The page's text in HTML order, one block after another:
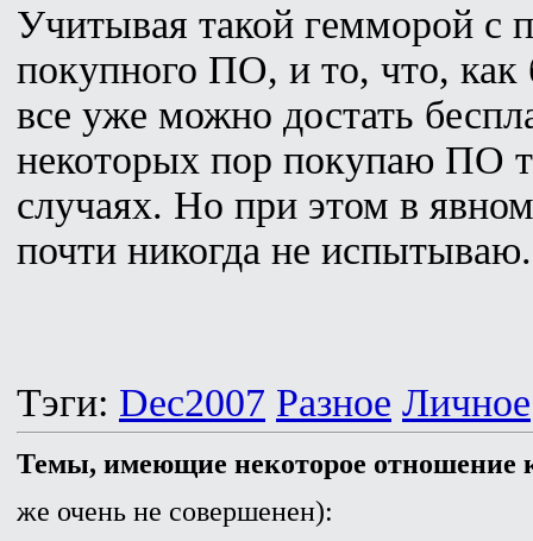
Учитывая такой гемморой с
покупного ПО, и то, что,
все уже можно достать
некоторых пор покупаю ПО
случаях. Но при этом в
почти никогда не испытываю.
Тэги: Dec2007 Разное Личное
Темы, имеющие некоторое отношение
же очень не совершенен):